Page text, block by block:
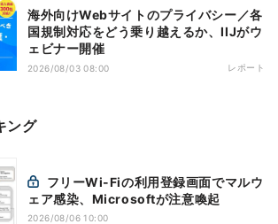
海外向けWebサイトのプライバシー／各
国規制対応をどう乗り越えるか、IIJがウ
ェビナー開催
2026/08/03 08:00 レポート
ング
ェア感染、Microsoftが注意喚起
2026/08/06 10:00